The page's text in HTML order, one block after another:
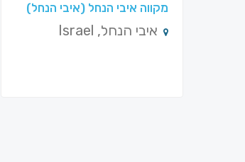
מקווה איבי הנחל (איבי הנחל)
איבי הנחל, Israel